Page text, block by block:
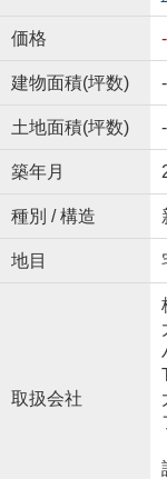
価格 -
建物面積(坪数)
土地面積(坪数)
築年月
種別 / 構造
地目
取扱会社